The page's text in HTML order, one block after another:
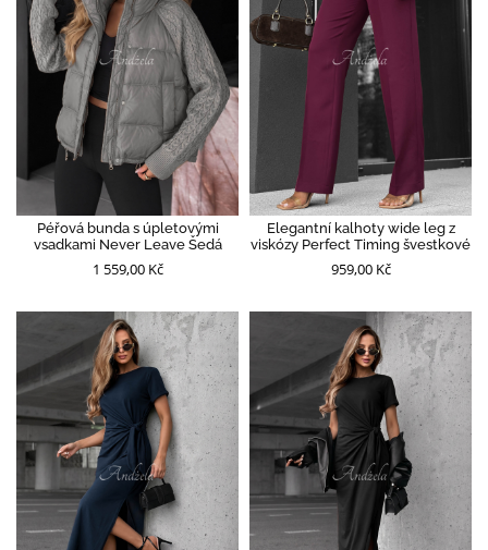
Péřová bunda s úpletovými
vsadkami Never Leave Šedá
1 559,00 Kč
Elegantní kalhoty wide leg z
viskózy Perfect Timing švestkové
959,00 Kč